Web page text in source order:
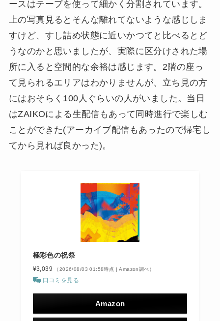
ースはテープを使って細かく分割されています。
上の写真見るとそんな離れてないような感じしま
すけど、すし詰め状態に近いかつてと比べるとど
うなのかと思いましたが、実際に区分けされた場
所に入ると空間的な余裕は感じます。2階の座っ
て見られるエリアはわかりませんが、立ち見の方
にはおそらく100人ぐらいの人がいました。当日
はZAIKOによる生配信もあって同時進行で楽しむ
ことができた(アーカイブ配信もあったので帰宅し
てから見れば良かった)。
極彩色の祝祭
¥3,039 （2026/08/03 01:58時点 | Amazon調べ）
口コミを見る
Amazon